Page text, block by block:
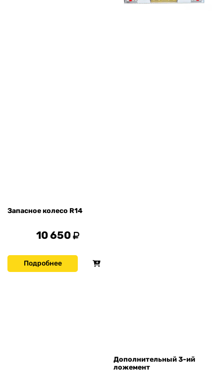
Запасное колесо R14
10 650
Подробнее
Дополнительный 3-ий
ложемент